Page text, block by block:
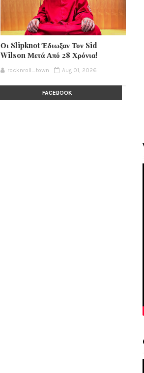
Οι Slipknot Έδιωξαν Τον Sid
Wilson Μετά Από 28 Χρόνια!
rocknroll_town Aug 01, 2026
FACEBOOK